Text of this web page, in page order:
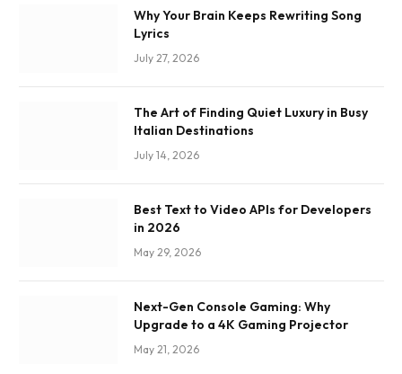
Why Your Brain Keeps Rewriting Song
Lyrics
July 27, 2026
The Art of Finding Quiet Luxury in Busy
Italian Destinations
July 14, 2026
Best Text to Video APIs for Developers
in 2026
May 29, 2026
Next-Gen Console Gaming: Why
Upgrade to a 4K Gaming Projector
May 21, 2026